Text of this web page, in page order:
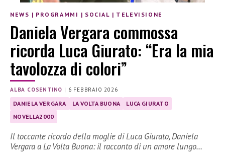
NEWS | PROGRAMMI | SOCIAL | TELEVISIONE
Daniela Vergara commossa
ricorda Luca Giurato: “Era la mia
tavolozza di colori”
ALBA COSENTINO | 6 FEBBRAIO 2026
DANIELA VERGARA LA VOLTA BUONA
LUCA GIURATO
NOVELLA2000
Il toccante ricordo della moglie di Luca Giurato, Daniela
Vergara a La Volta Buona: il racconto di un amore lungo…